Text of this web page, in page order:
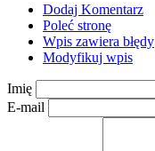
Dodaj Komentarz
Poleć stronę
Wpis zawiera błędy
Modyfikuj wpis
Imię
E-mail